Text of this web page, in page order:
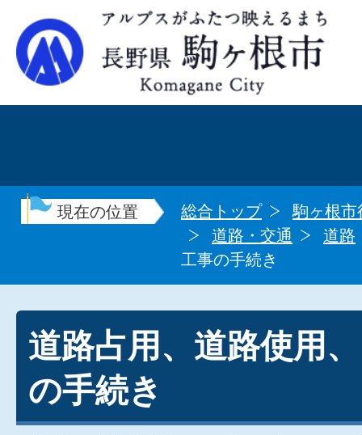
現在の位置 総合トップ
駒ヶ根市
道路・交通
道路
工事の手続き
道路占用、道路使用
の手続き